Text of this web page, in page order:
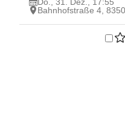
Bahnhofstraße 4,